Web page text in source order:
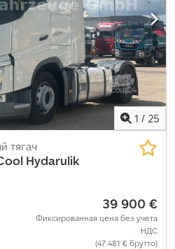
1 / 25
тягач
Hydarulik
39 900 €
Фиксированная цена без учета
НДС
(47 481 € брутто)